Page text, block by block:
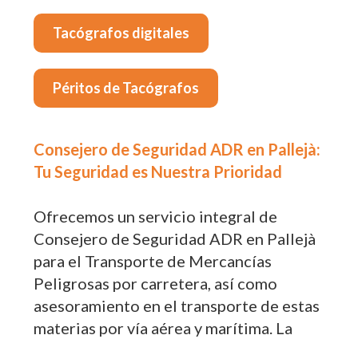
Tacógrafos digitales
Péritos de Tacógrafos
Consejero de Seguridad ADR en Pallejà:
Tu Seguridad es Nuestra Prioridad
Ofrecemos un servicio integral de
Consejero de Seguridad ADR en Pallejà
para el Transporte de Mercancías
Peligrosas por carretera, así como
asesoramiento en el transporte de estas
materias por vía aérea y marítima. La